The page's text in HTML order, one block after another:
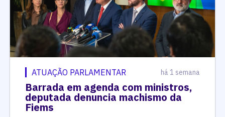
ATUAÇÃO PARLAMENTAR há 1 semana
Barrada em agenda com ministros,
deputada denuncia machismo da
Fiems